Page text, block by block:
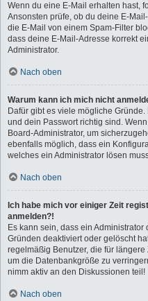
Wenn du eine E-Mail erhalten hast,
Ansonsten prüfe, ob du deine E-
die E-Mail von einem Spam-Filter
dass deine E-Mail-Adresse korrekt
Administrator.
Nach oben
Warum kann ich mich nicht
Dafür gibt es viele mögliche
und dein Passwort richtig sind.
Board-Administrator, um
ebenfalls möglich, dass ein
welches ein Administrator lösen
Nach oben
Ich habe mich vor einiger Zeit
anmelden?!
Es kann sein, dass ein
Gründen deaktiviert oder gelöscht
regelmäßig Benutzer, die für
um die Datenbankgröße zu
nimm aktiv an den Diskussionen teil!
Nach oben